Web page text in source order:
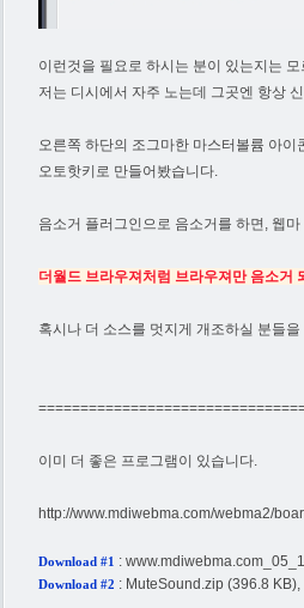
이런것을 필요로 하시는 분이 있는지는
저는 디시에서 자주 노는데 그곳엔 항상
오른쪽 하단의 조그마한 마스터볼륨 아
오토핫키로 만들어봤습니다.
음소거 플러그인으로 음소거를 하면, 웹
더월드 브라우져처럼 브라우져만 음소거
혹시나 더 소스를 멋지게 개조하실 분들
이미 더 좋은 프로그램이 있습니다.
http://www.mdiwebma.com/webma2/
Download #1 :
Download #2 : MuteSound.zip (396.8 KB),